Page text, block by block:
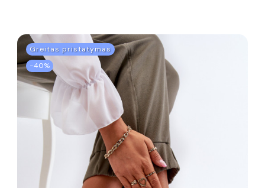
Greitas pristatymas
−40%